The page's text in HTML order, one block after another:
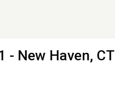
- New Haven, CT